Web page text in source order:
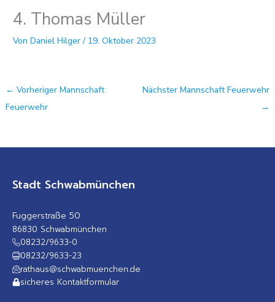
4. Thomas Müller
VonDaniel Hilger/ 19. Oktober 2023
← Vorheriger Mannschaft
Feuerwehr
Nächster Mannschaft Feuerwehr
→
Stadt Schwabmünchen
Fuggerstraße 50
86830 Schwabmünchen
08232/9633-0
08232/9633-23
rathaus@schwabmuenchen.de
sicheres Kontaktformular